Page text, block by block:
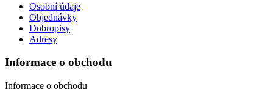
Osobní údaje
Objednávky
Dobropisy
Adresy
Informace o obchodu
Informace o obchodu